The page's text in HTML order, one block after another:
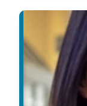
parents
send their